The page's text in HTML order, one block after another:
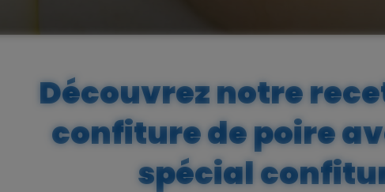
Découvrez notre
confiture de poire
spécial